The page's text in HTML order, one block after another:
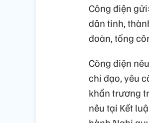
Công điện
dân tỉnh,
đoàn, tổng
Công điện
chỉ đạo, yêu
khẩn trương
nêu tại Kết